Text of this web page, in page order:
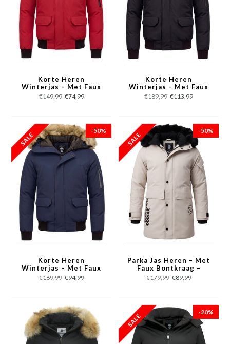
Korte Heren
Winterjas – Met Faux
Bontkraag – Rood
€149,99 €74,99
Korte Heren
Winterjas – Met Faux
Bontkraag – Zwart
€189,99 €113,99
-50%
Korte Heren
Winterjas – Met Faux
Bontkraag – Blauw
€189,99 €94,99
-50%
Parka Jas Heren – Met
Faux Bontkraag –
Beige
€179,99 €89,99
-20%